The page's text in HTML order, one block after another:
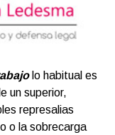
lo habitual es
un superior,
represalias
o la sobrecarga